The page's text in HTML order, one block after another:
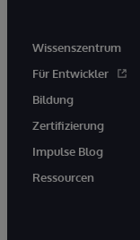
Wissenszentrum
Für Entwickler
Bildung
Zertifizierung
Impulse Blog
Ressourcen